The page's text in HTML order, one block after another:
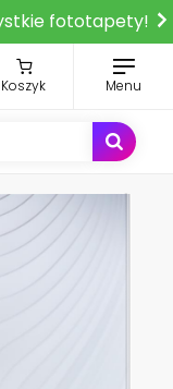
fototapety!
Koszyk Menu